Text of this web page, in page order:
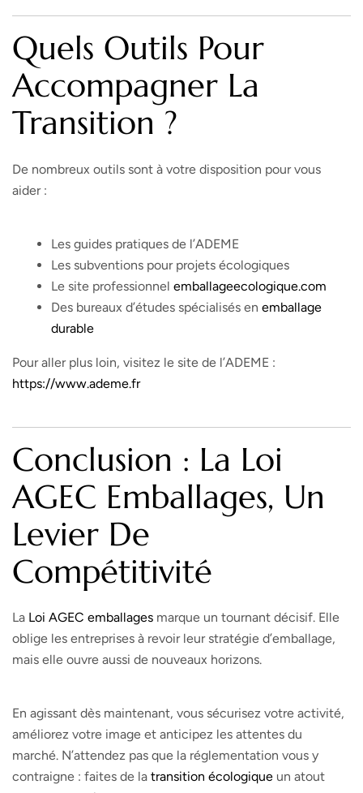
Quels Outils Pour
Accompagner La
Transition ?
De nombreux outils sont à votre disposition pour vous
aider :
Les guides pratiques de l’ADEME
Les subventions pour projets écologiques
Le site professionnel emballageecologique.com
Des bureaux d’études spécialisés en emballage
durable
Pour aller plus loin, visitez le site de l’ADEME :
https://www.ademe.fr
Conclusion : La Loi
AGEC Emballages, Un
Levier De
Compétitivité
La Loi AGEC emballages marque un tournant décisif. Elle
oblige les entreprises à revoir leur stratégie d’emballage,
mais elle ouvre aussi de nouveaux horizons.
En agissant dès maintenant, vous sécurisez votre activité,
améliorez votre image et anticipez les attentes du
marché. N’attendez pas que la réglementation vous y
contraigne : faites de la transition écologique un atout